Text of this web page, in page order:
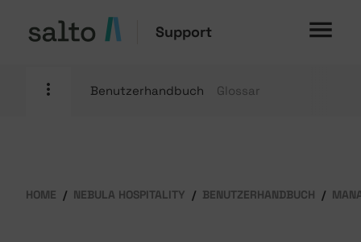
Support
Benutzerhandbuch Glossar
HOME NEBULA HOSPITALITY BENUTZERHANDBUCH